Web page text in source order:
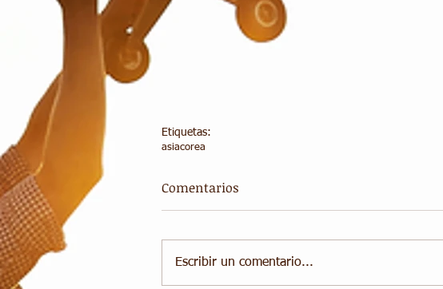
Etiquetas:
asiacorea
Comentarios
Escribir un comentario...